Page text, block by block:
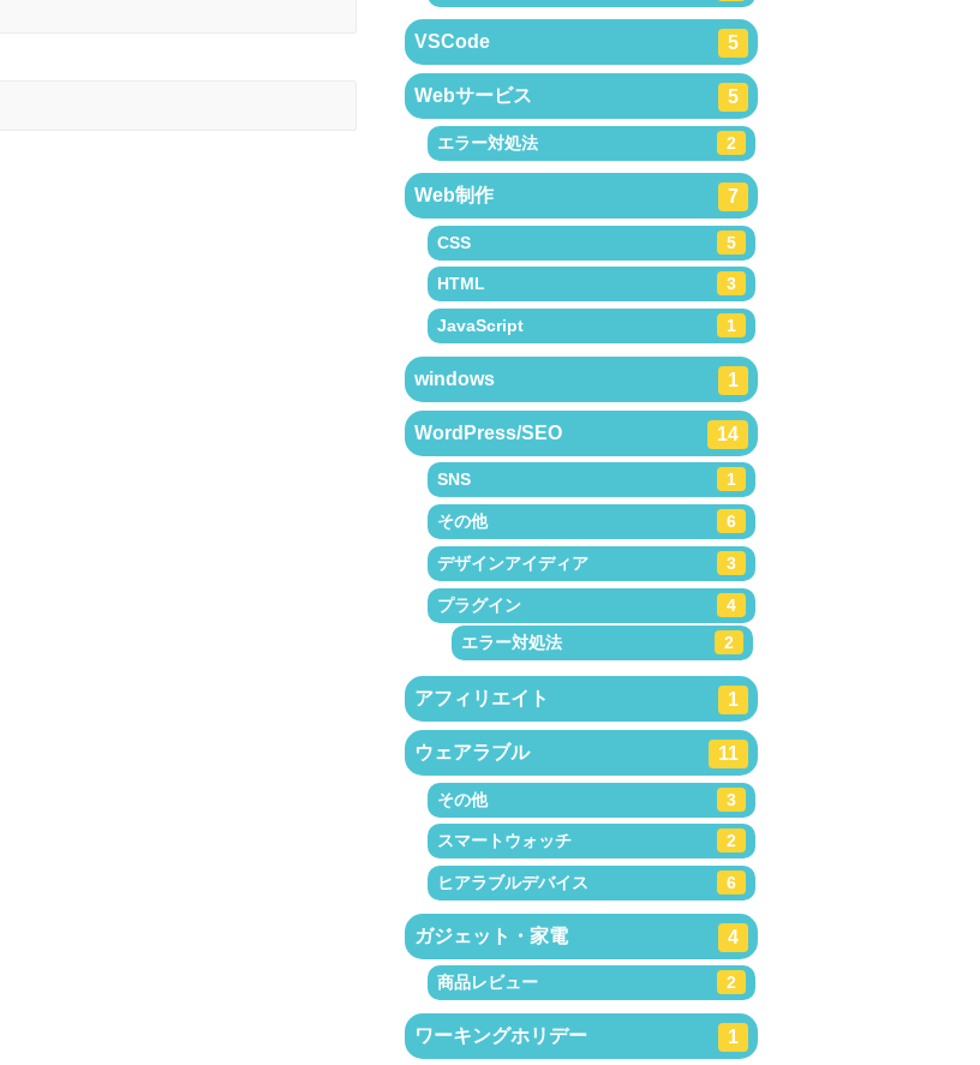
VSCode 5
Webサービス 5
エラー対処法 2
Web制作 7
CSS 5
HTML 3
JavaScript 1
windows 1
WordPress/SEO 14
SNS 1
その他 6
デザインアイディア 3
プラグイン
4
エラー対処法
2
アフィリエイト 1
ウェアラブル 11
その他 3
スマートウォッチ 2
ヒアラブルデバイス 6
ガジェット・家電 4
商品レビュー 2
ワーキングホリデー 1